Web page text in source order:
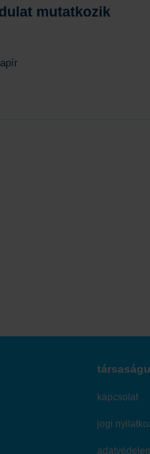
mutatkozik
kapcsolat
jogi